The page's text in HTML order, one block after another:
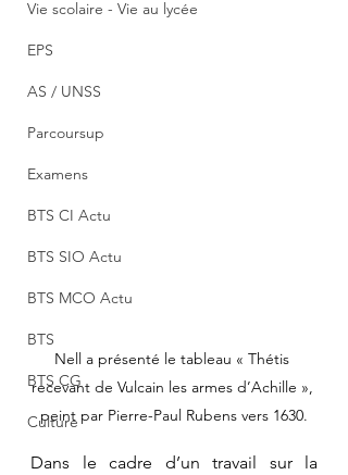
Vie scolaire - Vie au lycée
EPS
AS / UNSS
Parcoursup
Examens
BTS CI Actu
BTS SIO Actu
BTS MCO Actu
BTS
BTS CG
Culture
Nell a présenté le tableau « Thétis
recevant de Vulcain les armes d’Achille »,
peint par Pierre-Paul Rubens vers 1630.
Dans le cadre d’un travail sur la